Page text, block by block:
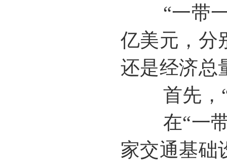
“一带一
亿美元，分
还是经济总
首先，“
在“一带
家交通基础